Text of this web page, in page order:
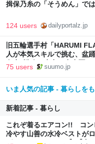
揖保乃糸の「そうめん」で
124 users dailyportalz.jp
旧五輪選手村「HARUMI
人が本気スキルで挑む、盆
向上”戦略 東京・中央区
75 users suumo.jp
いま人気の記事 - 暮らしを
新着記事 - 暮らし
これぞ着るエアコン!! コン
冷やす山善の水冷ベストが